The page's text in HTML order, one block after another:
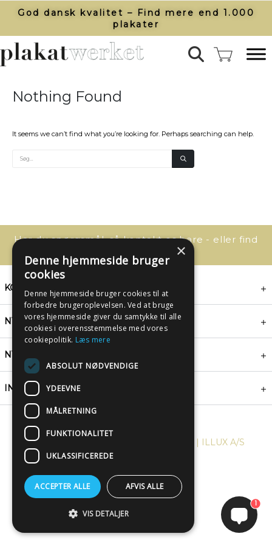
God dansk kvalitet – Find mere end 1.000
plakater​
Nothing Found
It seems we can’t find what you’re looking for. Perhaps searching can help.
Har du spørgsmål, så kontakt os bare - eller find
KONTAKT
NYHEDSBREV
NYTTIGE LINKS
INSPIRATION
COPYRIGHT © 2024, PLAKATWERKET | ILLUX A/S
1
×
Denne hjemmeside bruger
cookies
Denne hjemmeside bruger cookies til at
forbedre brugeroplevelsen. Ved at bruge
vores hjemmeside giver du samtykke til alle
cookies i overensstemmelse med vores
cookiepolitik. Læs mere
ABSOLUT NØDVENDIGE
YDEEVNE
MÅLRETNING
FUNKTIONALITET
UKLASSIFICEREDE
ACCEPTER ALLE AFVIS ALLE
VIS DETALJER